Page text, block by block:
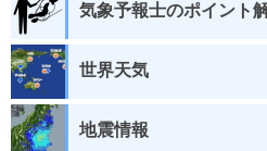
気象予報士のポイント
世界天気
地震情報